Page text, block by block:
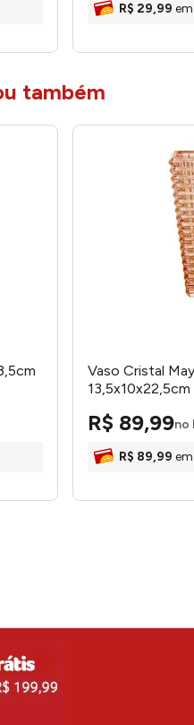
R$ 29,99
também
Vaso Cristal
R$ 89,99no
R$ 89,99